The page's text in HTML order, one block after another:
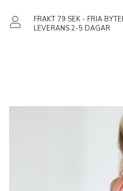
FRAKT 79 SEK - FRIA
LEVERANS 2-5 DAGAR